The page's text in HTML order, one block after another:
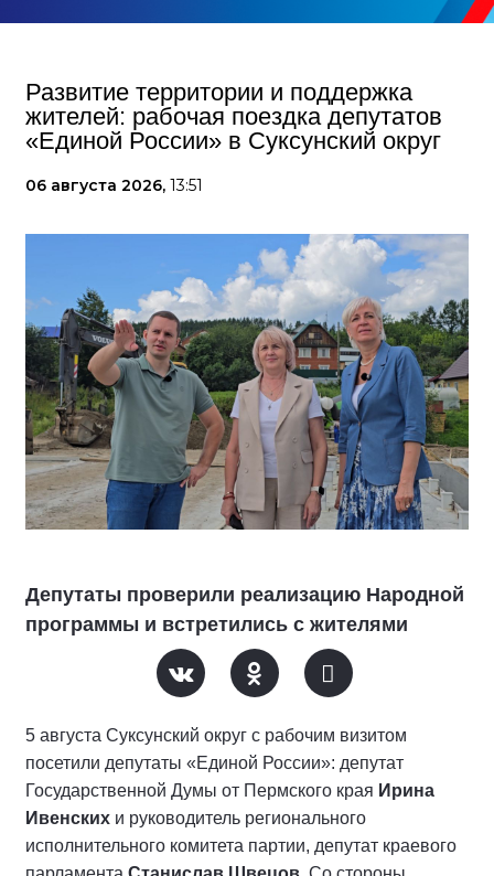
Развитие территории и поддержка
жителей: рабочая поездка депутатов
«Единой России» в Суксунский округ
06 августа 2026, 13:51
Депутаты проверили реализацию Народной
программы и встретились с жителями
5 августа Суксунский округ с рабочим визитом
посетили депутаты «Единой России»: депутат
Государственной Думы от Пермского края Ирина
Ивенских и руководитель регионального
исполнительного комитета партии, депутат краевого